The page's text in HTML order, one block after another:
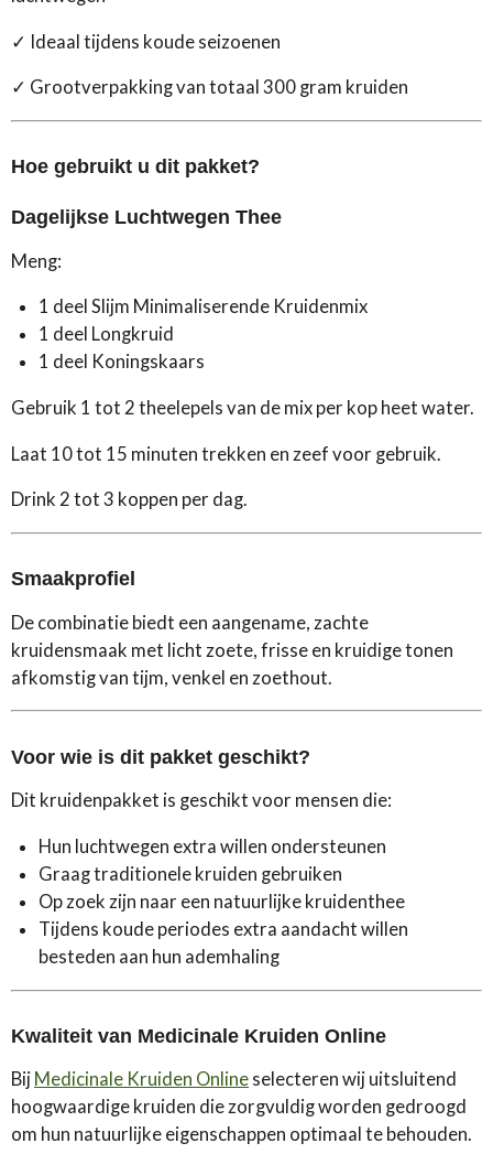
✓ Ideaal tijdens koude seizoenen
✓ Grootverpakking van totaal 300 gram kruiden
Hoe gebruikt u dit pakket?
Dagelijkse Luchtwegen Thee
Meng:
1 deel Slijm Minimaliserende Kruidenmix
1 deel Longkruid
1 deel Koningskaars
Gebruik 1 tot 2 theelepels van de mix per kop heet water.
Laat 10 tot 15 minuten trekken en zeef voor gebruik.
Drink 2 tot 3 koppen per dag.
Smaakprofiel
De combinatie biedt een aangename, zachte
kruidensmaak met licht zoete, frisse en kruidige tonen
afkomstig van tijm, venkel en zoethout.
Voor wie is dit pakket geschikt?
Dit kruidenpakket is geschikt voor mensen die:
Hun luchtwegen extra willen ondersteunen
Graag traditionele kruiden gebruiken
Op zoek zijn naar een natuurlijke kruidenthee
Tijdens koude periodes extra aandacht willen
besteden aan hun ademhaling
Kwaliteit van Medicinale Kruiden Online
Bij Medicinale Kruiden Online selecteren wij uitsluitend
hoogwaardige kruiden die zorgvuldig worden gedroogd
om hun natuurlijke eigenschappen optimaal te behouden.